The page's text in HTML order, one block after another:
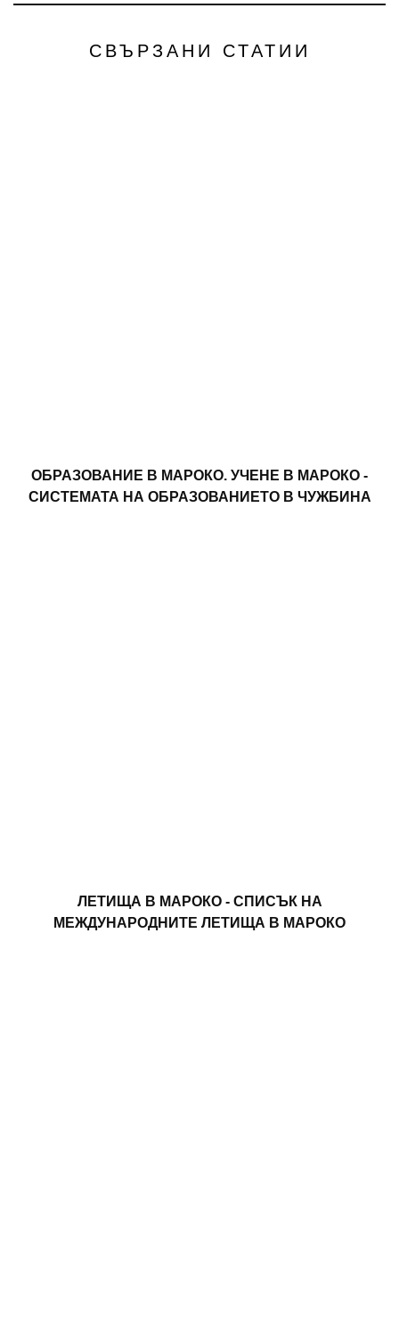
СВЪРЗАНИ СТАТИИ
ОБРАЗОВАНИЕ В МАРОКО. УЧЕНЕ В МАРОКО -
СИСТЕМАТА НА ОБРАЗОВАНИЕТО В ЧУЖБИНА
ЛЕТИЩА В МАРОКО - СПИСЪК НА
МЕЖДУНАРОДНИТЕ ЛЕТИЩА В МАРОКО